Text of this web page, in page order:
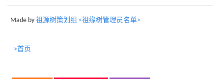
Made by 祖源树策划组 <祖缘树管理员名单>
>首页